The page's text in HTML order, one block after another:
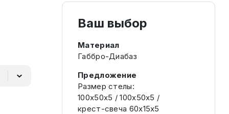
Ваш выбор
Материал
Габбро-Диабаз
Предложение
Размер стелы:
100х50х5 / 100х50х5 /
крест-свеча 60х15х5